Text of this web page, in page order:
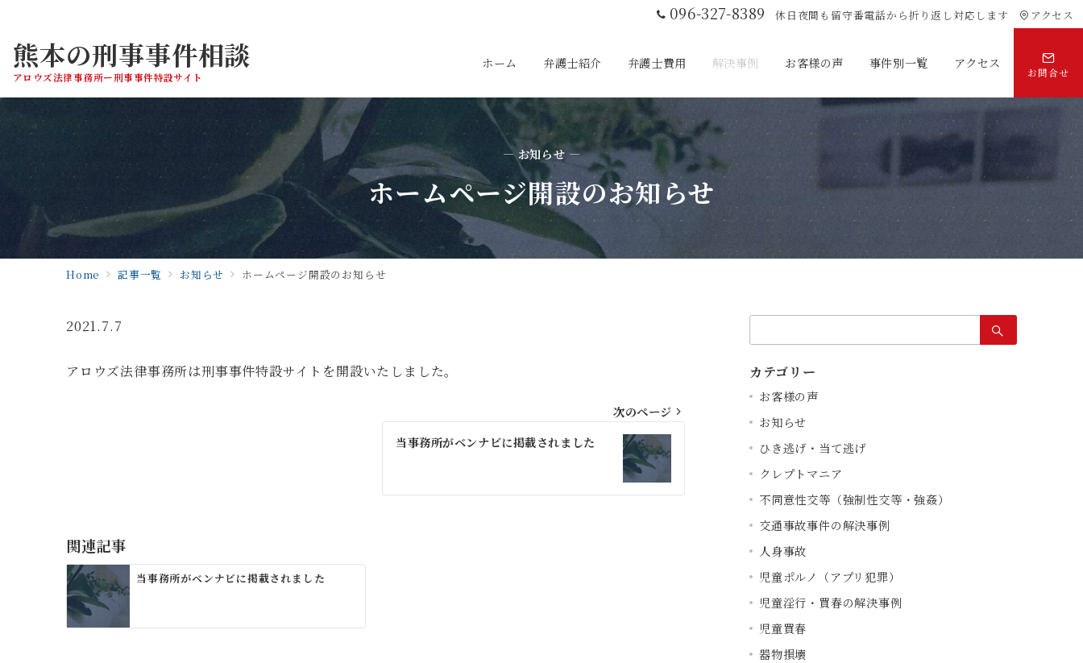
096-327-8389 休日夜間も留守番電話から折り返し対応します アクセス
熊本の刑事事件相談
アロウズ法律事務所ー刑事事件特設サイト
ホーム 弁護士紹介 弁護士費用 解決事例 お客様の声 事件別一覧 アクセス
お問合せ
— お知らせ —
ホームページ開設のお知らせ
Home 記事一覧 お知らせ ホームページ開設のお知らせ
2021.7.7
アロウズ法律事務所は刑事事件特設サイトを開設いたしました。
ゲ
ー
シ
ョ
次のページ
当事務所がベンナビに掲載されました
関連記事
当事務所がベンナビに掲載されました
索：
カテゴリー
お客様の声
お知らせ
ひき逃げ・当て逃げ
クレプトマニア
不同意性交等（強制性交等・強姦）
交通事故事件の解決事例
人身事故
児童ポルノ（アプリ犯罪）
児童淫行・買春の解決事例
児童買春
器物損壊